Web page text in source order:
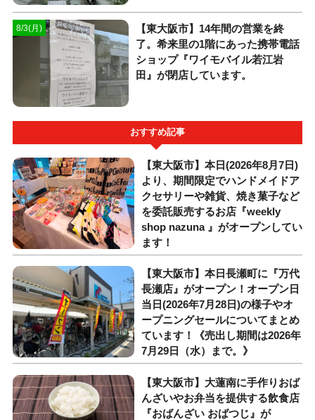
8/3(月)
【東大阪市】14年間の営業を終
了。希来里の1階にあった携帯電話
ショップ『ワイモバイル若江岩
田』が閉店しています。
おすすめ記事
【東大阪市】本日(2026年8月7日)
より、期間限定でハンドメイドア
クセサリーや雑貨、焼き菓子など
を委託販売するお店『weekly
shop nazuna 』がオープンしてい
ます！
【東大阪市】本日長瀬町に『万代
長瀬店』がオープン！オープン日
当日(2026年7月28日)の様子やオ
ープニングセールについてまとめ
ています！《売出し期間は2026年
7月29日（水）まで。》
【東大阪市】大蓮南に手作りおば
んざいやお弁当を提供する飲食店
『おばんざい おばつじ』が